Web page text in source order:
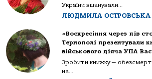
України вшанували...
ЛЮДМИЛА ОСТРОВСЬКА
«Воскресіння через пів
Тернополі презентували
військового діяча УПА
Зробити книжку —
на...